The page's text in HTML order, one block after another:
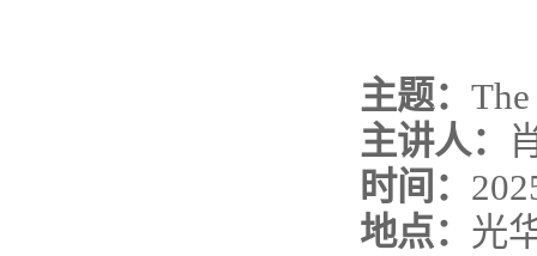
主题：
主讲人：
时间：
地点： 光